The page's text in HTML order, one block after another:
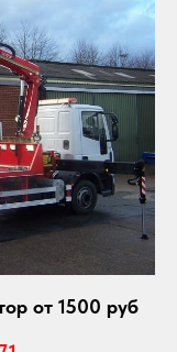
от 1500 руб